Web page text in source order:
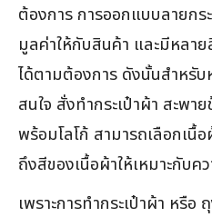
ต้องการ การออกแบบลายกร
มูลค่าให้กับสินค้า และมีหลา
ได้ตามต้องการ ดังนั้นสำหรั
สนใจ สั่งทำกระเป๋าผ้า สะพา
พร้อมโลโก้ สามารถเลือกเ
ถึงสีของเนื้อผ้าให้เหมาะกับ
เพราะการทำกระเป๋าผ้า หรื